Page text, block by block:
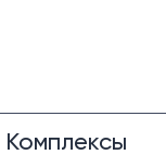
Комплексы